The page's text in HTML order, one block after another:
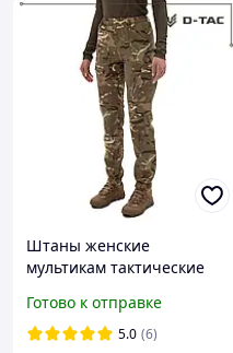
Штаны женские
мультикам тактические
военные зсу
Готово к отправке
5.0 (6)